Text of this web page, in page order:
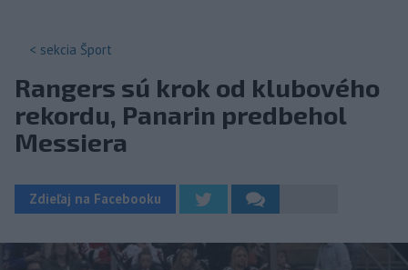
< sekcia Šport
Rangers sú krok od klubového
rekordu, Panarin predbehol
Messiera
Zdieľaj na Facebooku